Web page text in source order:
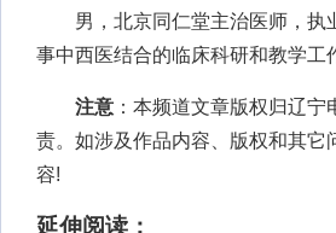
男，北京同仁堂主治医师，执
事中西医结合的临床科研和教学
注意 ：本频道文章版权归辽
责。如涉及作品内容、版权和其
容!
延伸阅读：